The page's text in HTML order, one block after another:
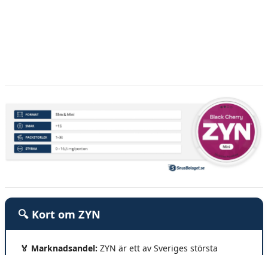
🔍 Kort om ZYN
🏅 Marknadsandel: ZYN är ett av Sveriges största